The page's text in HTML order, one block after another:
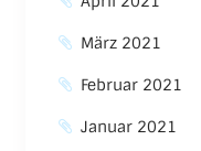
März 2021
Februar 2021
Januar 2021